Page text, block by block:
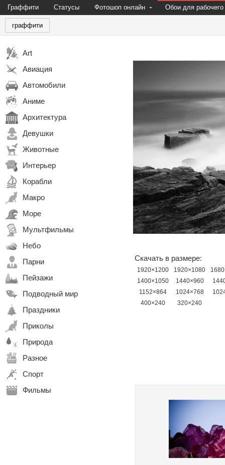
Граффити Статусы Фотошоп онлайн Обои для рабочего
граффити
Art
Авиация
Автомобили
Аниме
Архитектура
Девушки
Животные
Интерьер
Корабли
Макро
Море
Мультфильмы
Небо
Парни
Пейзажи
Подводный мир
Праздники
Приколы
Природа
Разное
Спорт
Фильмы
Скачать в размере:
1920×1200 1920×1080
1400×1050
1440×960
1152×864
1024×768
400×240
320×240